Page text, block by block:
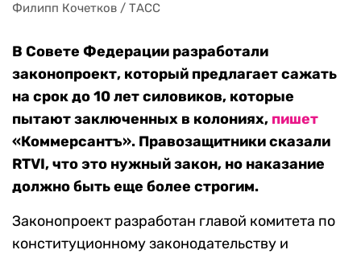
Филипп Кочетков / ТАСС
В Совете Федерации разработали
законопроект, который предлагает сажать
на срок до 10 лет силовиков, которые
пытают заключенных в колониях, пишет
«Коммерсантъ». Правозащитники сказали
RTVI, что это нужный закон, но наказание
должно быть еще более строгим.
Законопроект разработан главой комитета по
конституционному законодательству и